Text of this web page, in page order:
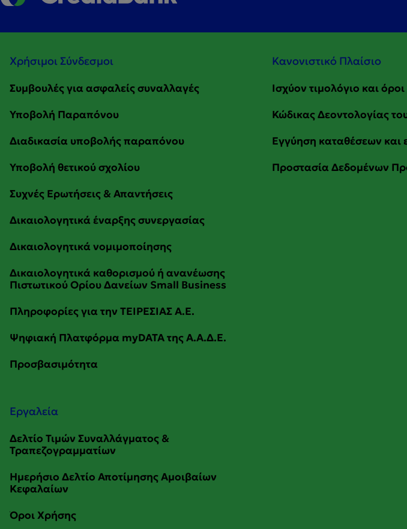
Χρήσιμοι Σύνδεσμοι Κανονιστικό Πλαίσιο
Εργαλεία